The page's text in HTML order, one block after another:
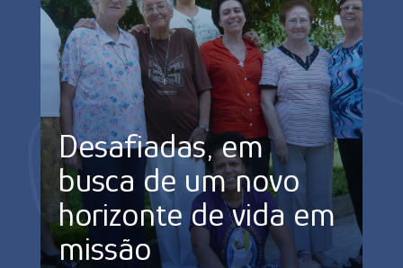
Desafiadas, em
busca de um novo
horizonte de vida em
missão